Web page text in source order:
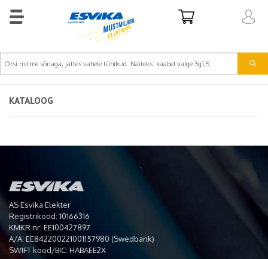
KATALOOG
AS Esvika Elekter
Registrikood: 10166316
KMKR nr: EE100427897
A/A: EE842200221001157980 (Swedbank)
SWIFT kood/BIC: HABAEE2X